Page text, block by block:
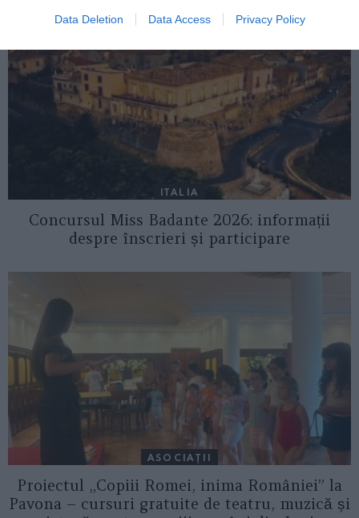
Data Deletion Data Access Privacy Policy
ITALIA
Concursul Miss Badante 2026: informații
despre înscrieri și participare
ASOCIAŢII
Proiectul „Copiii Romei, inima României” la
Pavona – cursuri gratuite de teatru, muzică și